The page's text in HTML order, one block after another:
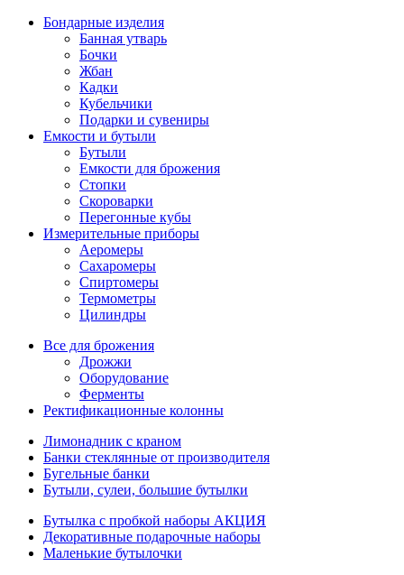
Бондарные изделия
Банная утварь
Бочки
Жбан
Кадки
Кубельчики
Подарки и сувениры
Емкости и бутыли
Бутыли
Емкости для брожения
Стопки
Скороварки
Перегонные кубы
Измерительные приборы
Аеромеры
Сахаромеры
Спиртомеры
Термометры
Цилиндры
Все для брожения
Дрожжи
Оборудование
Ферменты
Ректификационные колонны
Лимонадник с краном
Банки стеклянные от производителя
Бугельные банки
Бутыли, сулеи, большие бутылки
Бутылка с пробкой наборы АКЦИЯ
Декоративные подарочные наборы
Маленькие бутылочки